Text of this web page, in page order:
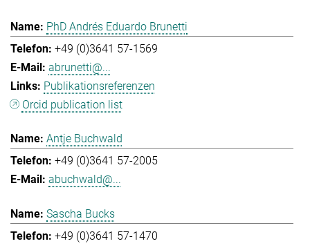
PhD Andrés Eduardo Brunetti
+49 (0)3641 57-1569
abrunetti@...
Publikationsreferenzen
Orcid publication list
Antje Buchwald
+49 (0)3641 57-2005
abuchwald@...
Sascha Bucks
+49 (0)3641 57-1470